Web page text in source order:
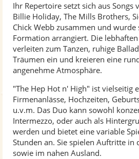
Ihr Repertoire setzt sich aus Songs
Billie Holiday, The Mills Brothers,
Chick Webb zusammen und
Formation arrangiert. Die
verleiten zum Tanzen, ruhige
Träumen ein und kreieren eine
angenehme Atmosphäre.
"The Hep Hot n' High" ist vielseitig
Firmenanlässe, Hochzeiten,
u.v.m. Das Duo kann sowohl
Intermezzo, oder auch als
werden und bietet eine variable
Stunden an. Sie spielen Auftritte in
sowie im nahen Ausland.